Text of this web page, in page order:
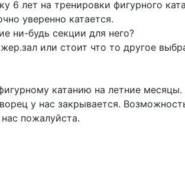
6 лет на тренировки фигурного
уверенно катается.
ни-будь секции для него?
или стоит что то другое
катанию на летние
у нас закрывается.
пожалуйста.